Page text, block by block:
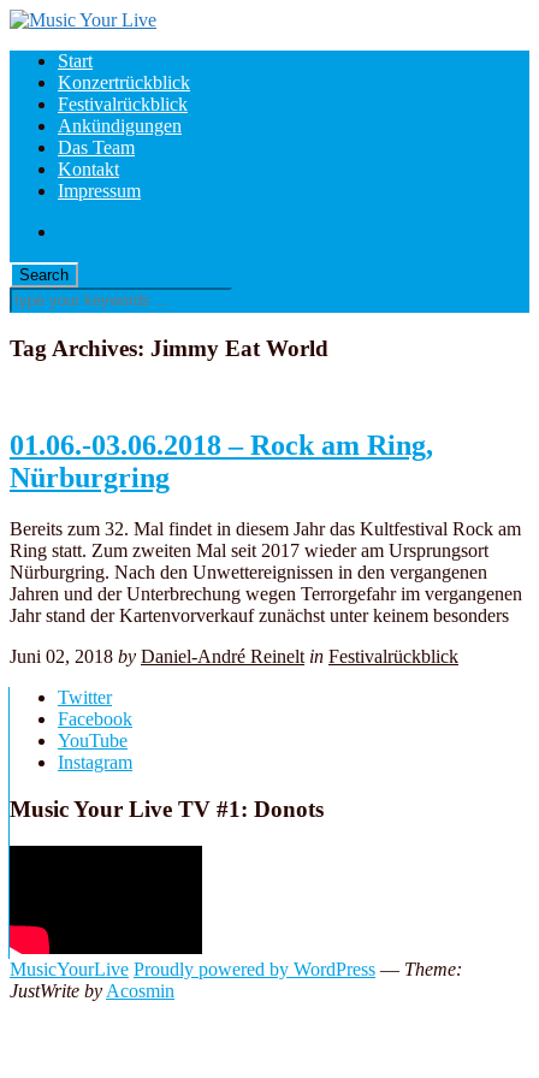
Start
Konzertrückblick
Festivalrückblick
Ankündigungen
Das Team
Kontakt
Impressum
Tag Archives: Jimmy Eat World
01.06.-03.06.2018 – Rock am Ring,
Nürburgring
Bereits zum 32. Mal findet in diesem Jahr das Kultfestival Rock am
Ring statt. Zum zweiten Mal seit 2017 wieder am Ursprungsort
Nürburgring. Nach den Unwettereignissen in den vergangenen
Jahren und der Unterbrechung wegen Terrorgefahr im vergangenen
Jahr stand der Kartenvorverkauf zunächst unter keinem besonders
Juni 02, 2018 by Daniel-André Reinelt in Festivalrückblick
Twitter
Facebook
YouTube
Instagram
Music Your Live TV #1: Donots
MusicYourLive Proudly powered by WordPress — Theme:
JustWrite by Acosmin